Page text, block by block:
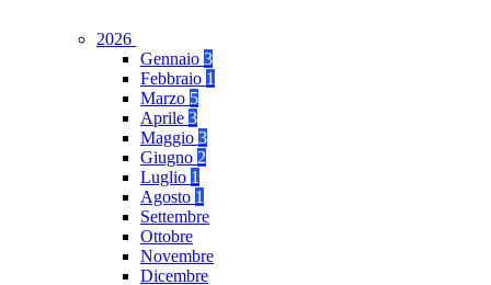
2026
Gennaio 3
Febbraio 1
Marzo 5
Aprile 3
Maggio 3
Giugno 2
Luglio 1
Agosto 1
Settembre
Ottobre
Novembre
Dicembre